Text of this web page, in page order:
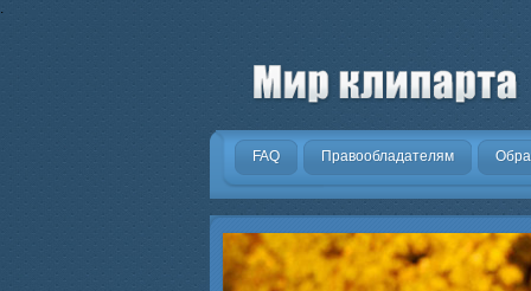
.
FAQ Правообладателям